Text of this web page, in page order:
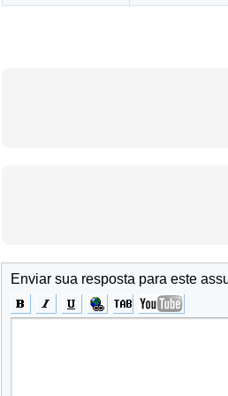
Enviar sua resposta para este